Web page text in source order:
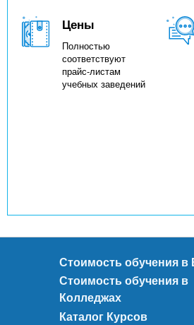
Цены
Полностью
соответствуют
прайс-листам
учебных заведений
Стоимость обучения в
Стоимость обучения в
Колледжах
Каталог Курсов